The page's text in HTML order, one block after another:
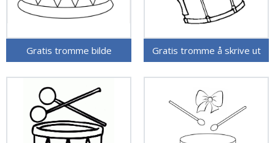
Gratis tromme bilde Gratis tromme å skrive ut